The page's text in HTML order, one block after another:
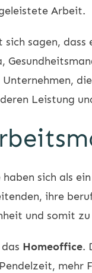
Arbeit.
sich sagen,
Leistung
sich als
ihre
und somit
Homeoffice.
mehr